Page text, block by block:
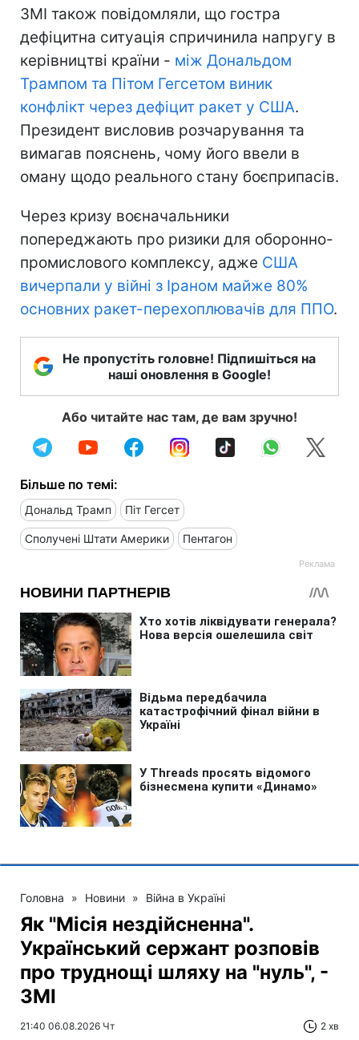
ЗМІ також повідомляли, що гостра
дефіцитна ситуація спричинила напругу в
керівництві країни - між Дональдом
Трампом та Пітом Гегсетом виник
конфлікт через дефіцит ракет у США.
Президент висловив розчарування та
вимагав пояснень, чому його ввели в
оману щодо реального стану боєприпасів.
Через кризу воєначальники
попереджають про ризики для оборонно-
промислового комплексу, адже США
вичерпали у війні з Іраном майже 80%
основних ракет-перехоплювачів для ППО.
Не пропустіть головне! Підпишіться на
наші оновлення в Google!
Або читайте нас там, де вам зручно!
Більше по темі:
Дональд Трамп Піт Гегсет
Сполучені Штати Америки Пентагон
Головна » Новини » Війна в Україні
Як "Місія нездійсненна".
Український сержант розповів
про труднощі шляху на "нуль", -
ЗМІ
21:40 06.08.2026 Чт 2 хв